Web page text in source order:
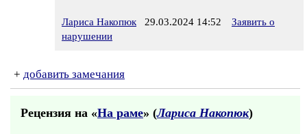
Лариса Накопюк 29.03.2024 14:52
Заявить о
нарушении
+ добавить замечания
Рецензия на «На раме» (Лариса Накопюк)